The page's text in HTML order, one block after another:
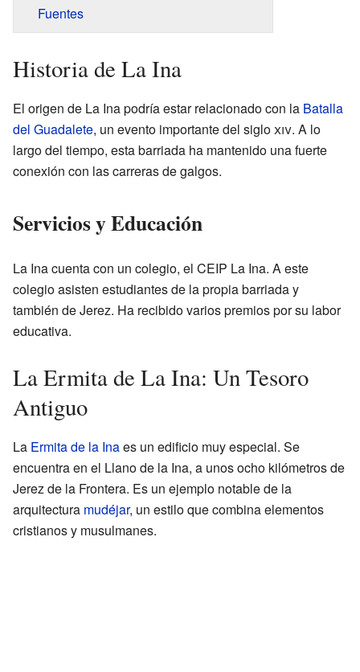
Fuentes
Historia de La Ina
El origen de La Ina podría estar relacionado con la Batalla
del Guadalete, un evento importante del sigloxiv. A lo
largo del tiempo, esta barriada ha mantenido una fuerte
conexión con las carreras de galgos.
Servicios y Educación
La Ina cuenta con un colegio, el CEIP La Ina. A este
colegio asisten estudiantes de la propia barriada y
también de Jerez. Ha recibido varios premios por su labor
educativa.
La Ermita de La Ina: Un Tesoro
Antiguo
La Ermita de la Inaes un edificio muy especial. Se
encuentra en el Llano de la Ina, a unos ocho kilómetros de
Jerez de la Frontera. Es un ejemplo notable de la
arquitectura mudéjar, un estilo que combina elementos
cristianos y musulmanes.